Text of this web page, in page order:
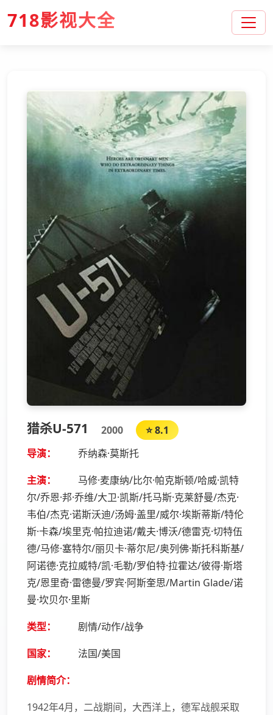
718影视大全
猎杀U-571 2000
⭐ 8.1
导演：
乔纳森·莫斯托
主演：
马修·麦康纳/比尔·帕克斯顿/哈威·凯特
尔/乔恩·邦·乔维/大卫·凯斯/托马斯·克莱舒曼/杰克·
韦伯/杰克·诺斯沃迪/汤姆·盖里/威尔·埃斯蒂斯/特伦
斯·卡森/埃里克·帕拉迪诺/戴夫·博沃/德雷克·切特伍
德/马修·塞特尔/丽贝卡·蒂尔尼/奥列佛·斯托科斯基/
阿诺德·克拉威特/凯·毛勒/罗伯特·拉霍达/彼得·斯塔
克/恩里奇·雷德曼/罗宾·阿斯奎思/Martin Glade/诺
曼·坎贝尔·里斯
类型：
剧情/动作/战争
国家：
法国/美国
剧情简介：
1942年4月，二战期间，大西洋上，德军战舰采取